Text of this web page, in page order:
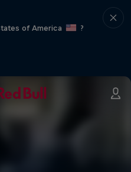
of America
?